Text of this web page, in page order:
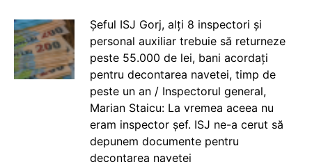
Șeful ISJ Gorj, alți 8 inspectori și
personal auxiliar trebuie să returneze
peste 55.000 de lei, bani acordați
pentru decontarea navetei, timp de
peste un an / Inspectorul general,
Marian Staicu: La vremea aceea nu
eram inspector șef. ISJ ne-a cerut să
depunem documente pentru
decontarea navetei